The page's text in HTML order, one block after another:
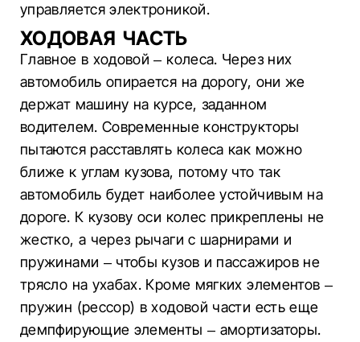
управляется электроникой.
ХОДОВАЯ ЧАСТЬ
Главное в ходовой – колеса. Через них
автомобиль опирается на дорогу, они же
держат машину на курсе, заданном
водителем. Современные конструкторы
пытаются расставлять колеса как можно
ближе к углам кузова, потому что так
автомобиль будет наиболее устойчивым на
дороге. К кузову оси колес прикреплены не
жестко, а через рычаги с шарнирами и
пружинами – чтобы кузов и пассажиров не
трясло на ухабах. Кроме мягких элементов –
пружин (рессор) в ходовой части есть еще
демпфирующие элементы – амортизаторы.